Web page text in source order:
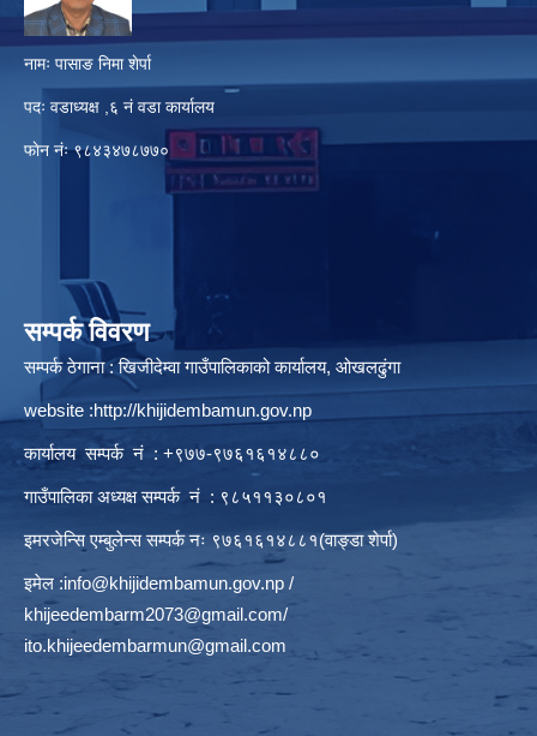
नामः पासाङ निमा शेर्पा
पदः वडाध्यक्ष ,६ नं वडा कार्यालय
फाेन नंः ९८४३४७८७७०
सम्पर्क विवरण
सम्पर्क ठेगाना : खिजीदेम्वा गाउँपालिकाको कार्यालय, ओखलढुंगा
website :http://khijidembamun.gov.np
कार्यालय सम्पर्क नं : +९७७-९७६१६१४८८०
गाउँपालिका अध्यक्ष सम्पर्क नं : ९८५११३०८०१
इमरजेन्सि एम्बुलेन्स सम्पर्क न‌ः ९७६१६१४८८१(वाङ्डा शेर्पा)
इमेल :info@khijidembamun.gov.np /
khijeedembarm2073@gmail.com/
ito.khijeedembarmun@gmail.com